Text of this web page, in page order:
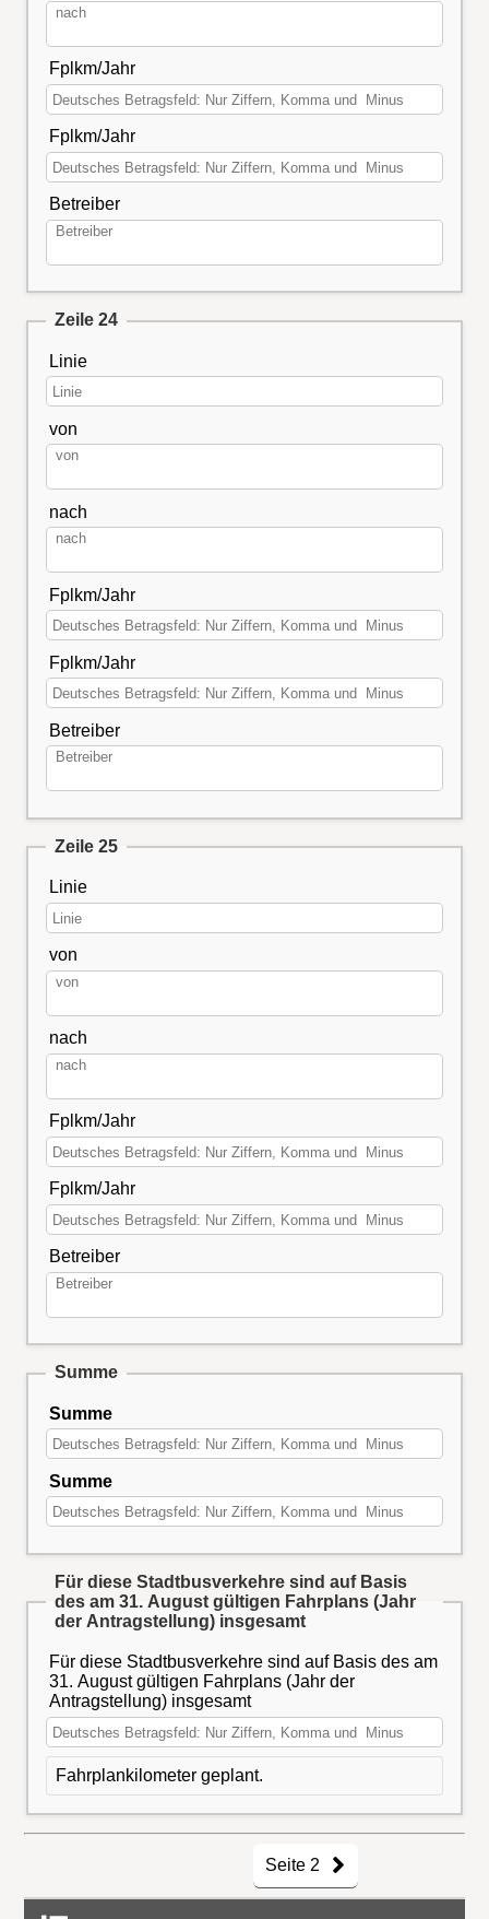
Fplkm/Jahr
Fplkm/Jahr
Betreiber
Zeile 24
Linie
von
nach
Fplkm/Jahr
Fplkm/Jahr
Betreiber
Zeile 25
Linie
von
nach
Fplkm/Jahr
Fplkm/Jahr
Betreiber
Summe
Summe
Summe
Für diese Stadtbusverkehre sind auf Basis
des am 31. August gültigen Fahrplans (Jahr
der Antragstellung) insgesamt
Für diese Stadtbusverkehre sind auf Basis des am
31. August gültigen Fahrplans (Jahr der
Antragstellung) insgesamt
Fahrplankilometer geplant.
Seite 2